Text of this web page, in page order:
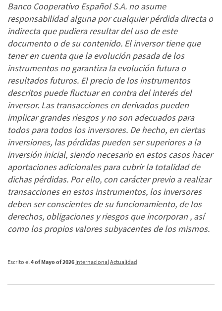
Banco Cooperativo Español S.A. no asume
responsabilidad alguna por cualquier pérdida directa o
indirecta que pudiera resultar del uso de este
documento o de su contenido. El inversor tiene que
tener en cuenta que la evolución pasada de los
instrumentos no garantiza la evolución futura o
resultados futuros. El precio de los instrumentos
descritos puede fluctuar en contra del interés del
inversor. Las transacciones en derivados pueden
implicar grandes riesgos y no son adecuados para
todos para todos los inversores. De hecho, en ciertas
inversiones, las pérdidas pueden ser superiores a la
inversión inicial, siendo necesario en estos casos hacer
aportaciones adicionales para cubrir la totalidad de
dichas pérdidas. Por ello, con carácter previo a realizar
transacciones en estos instrumentos, los inversores
deben ser conscientes de su funcionamiento, de los
derechos, obligaciones y riesgos que incorporan , así
como los propios valores subyacentes de los mismos.
Escrito el4 of Mayo of 2026 InternacionalActualidad